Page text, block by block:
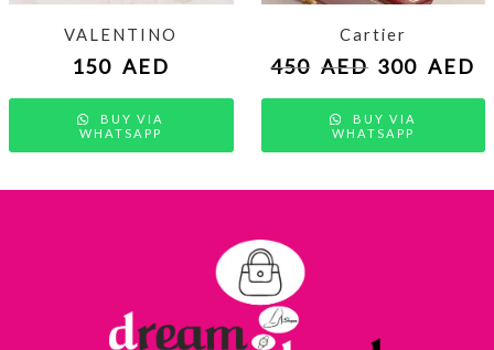
VALENTINO
150 AED
BUY VIA
WHATSAPP
Cartier
450 AED 300 AED
BUY VIA
WHATSAPP